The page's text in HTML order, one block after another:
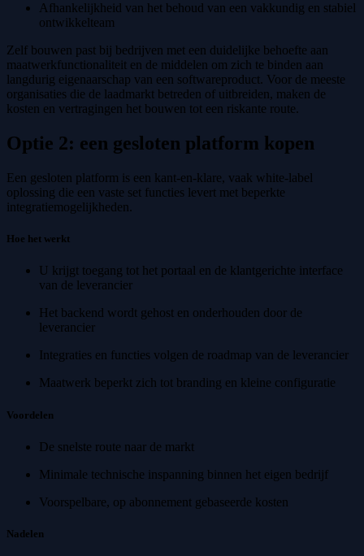
Afhankelijkheid van het behoud van een vakkundig en stabiel
ontwikkelteam
Zelf bouwen past bij bedrijven met een duidelijke behoefte aan
maatwerkfunctionaliteit en de middelen om zich te binden aan
langdurig eigenaarschap van een softwareproduct. Voor de meeste
organisaties die de laadmarkt betreden of uitbreiden, maken de
kosten en vertragingen het bouwen tot een riskante route.
Optie 2: een gesloten platform kopen
Een gesloten platform is een kant-en-klare, vaak white-label
oplossing die een vaste set functies levert met beperkte
integratiemogelijkheden.
Hoe het werkt
U krijgt toegang tot het portaal en de klantgerichte interface
van de leverancier
Het backend wordt gehost en onderhouden door de
leverancier
Integraties en functies volgen de roadmap van de leverancier
Maatwerk beperkt zich tot branding en kleine configuratie
Voordelen
De snelste route naar de markt
Minimale technische inspanning binnen het eigen bedrijf
Voorspelbare, op abonnement gebaseerde kosten
Nadelen